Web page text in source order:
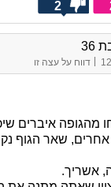
2
| דווח על עצה זו
מהגופה איברים
אחרים, שאר הגוף